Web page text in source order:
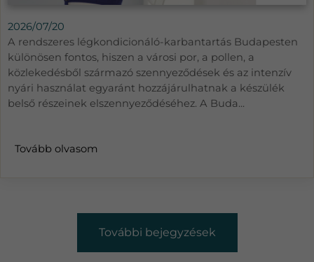
2026/07/20
A rendszeres légkondicionáló-karbantartás Budapesten
különösen fontos, hiszen a városi por, a pollen, a
közlekedésből származó szennyeződések és az intenzív
nyári használat egyaránt hozzájárulhatnak a készülék
belső részeinek elszennyeződéséhez. A Buda...
Tovább olvasom
További bejegyzések